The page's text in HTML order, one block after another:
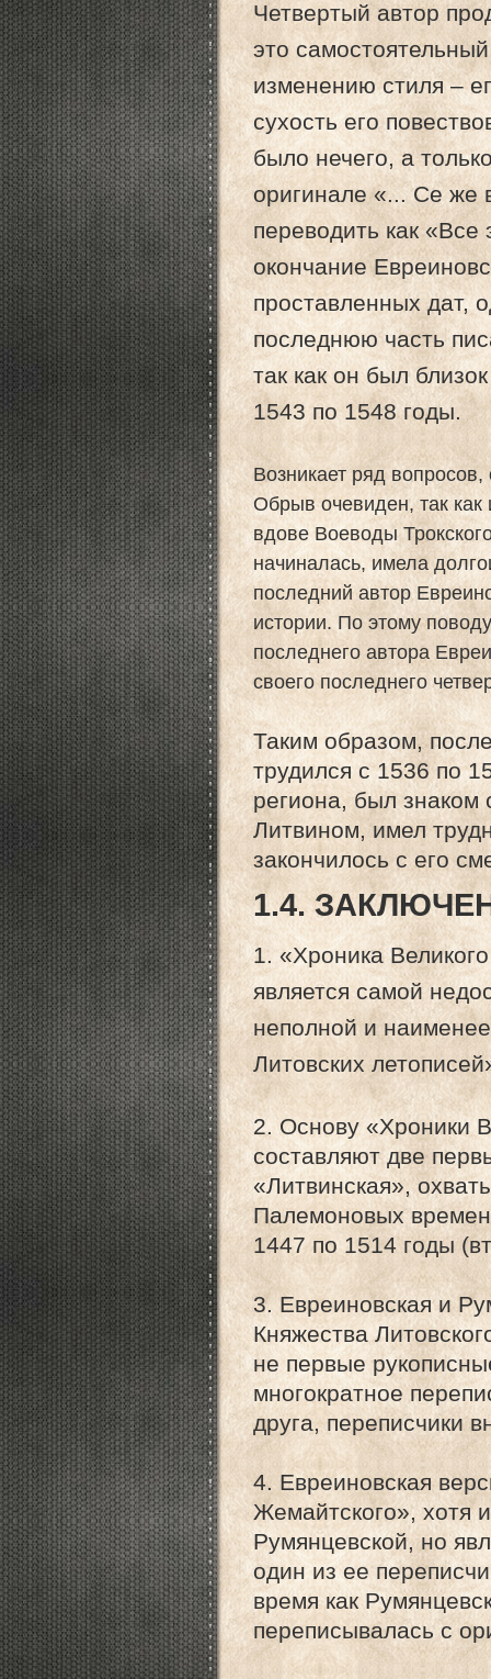
Четвертый автор
это
изменению стиля –
сухость его
было нечего, а
оригинале «... Се же
переводить как
окончание
проставленных дат,
последнюю часть
так как он был
1543 по 1548 годы.
Возникает ряд
Обрыв очевиден, так как
вдове Воеводы
начиналась, имела
последний автор
истории. По этому
последнего автора
своего последнего
Таким образом,
трудился с 1536 по
региона, был
Литвином, имел
закончилось с его
1.4.
1. «Хроника
является самой
неполной и
Литовских
2. Основу «Хроники
составляют две
«Литвинская»,
Палемоновых времен
1447 по 1514 годы
3. Евреиновская и
Княжества
не первые
многократное
друга, переписчики
4. Евреиновская
Жемайтского», хотя
Румянцевской, но
один из ее
время как
переписывалась с